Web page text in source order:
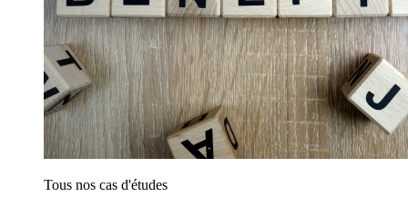
Tous nos cas d'études